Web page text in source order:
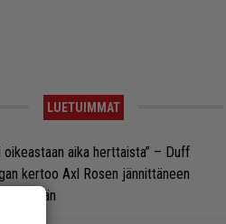
LUETUIMMAT
oikeastaan aika herttaista” – Duff
kertoo Axl Rosen jännittäneen
pestiään